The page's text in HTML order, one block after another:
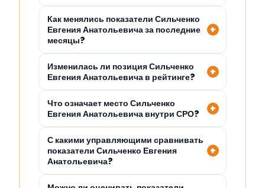
Как менялись показатели Сильченко
Евгения Анатольевича за последние
месяцы?
Изменилась ли позиция Сильченко
Евгения Анатольевича в рейтинге?
Что означает место Сильченко
Евгения Анатольевича внутри СРО?
С какими управляющими сравнивать
показатели Сильченко Евгения
Анатольевича?